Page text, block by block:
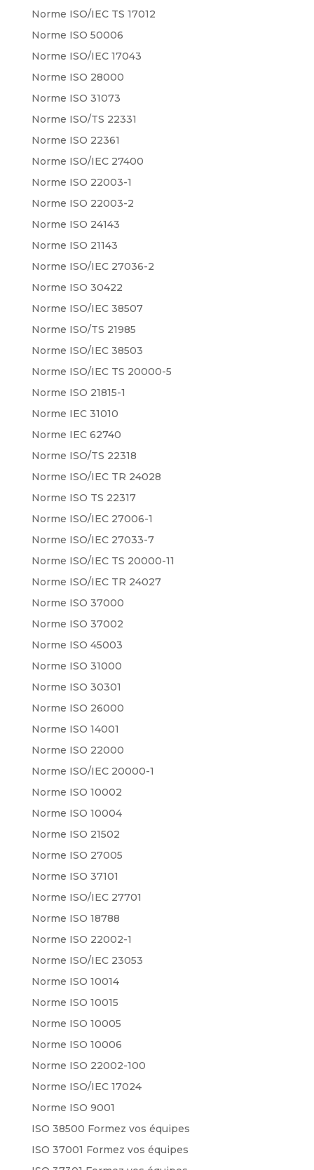
Norme ISO/IEC TS 17012
Norme ISO 50006
Norme ISO/IEC 17043
Norme ISO 28000
Norme ISO 31073
Norme ISO/TS 22331
Norme ISO 22361
Norme ISO/IEC 27400
Norme ISO 22003-1
Norme ISO 22003-2
Norme ISO 24143
Norme ISO 21143
Norme ISO/IEC 27036-2
Norme ISO 30422
Norme ISO/IEC 38507
Norme ISO/TS 21985
Norme ISO/IEC 38503
Norme ISO/IEC TS 20000-5
Norme ISO 21815-1
Norme IEC 31010
Norme IEC 62740
Norme ISO/TS 22318
Norme ISO/IEC TR 24028
Norme ISO TS 22317
Norme ISO/IEC 27006-1
Norme ISO/IEC 27033-7
Norme ISO/IEC TS 20000-11
Norme ISO/IEC TR 24027
Norme ISO 37000
Norme ISO 37002
Norme ISO 45003
Norme ISO 31000
Norme ISO 30301
Norme ISO 26000
Norme ISO 14001
Norme ISO 22000
Norme ISO/IEC 20000-1
Norme ISO 10002
Norme ISO 10004
Norme ISO 21502
Norme ISO 27005
Norme ISO 37101
Norme ISO/IEC 27701
Norme ISO 18788
Norme ISO 22002-1
Norme ISO/IEC 23053
Norme ISO 10014
Norme ISO 10015
Norme ISO 10005
Norme ISO 10006
Norme ISO 22002-100
Norme ISO/IEC 17024
Norme ISO 9001
ISO 38500 Formez vos équipes
ISO 37001 Formez vos équipes